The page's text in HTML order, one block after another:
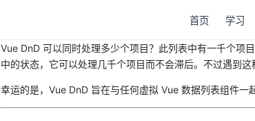
首页 学习
Vue DnD 可以同时处理多少个项目？此列表中有一千个项
中的状态，它可以处理几千个项目而不会滞后。不过遇到这
幸运的是，Vue DnD 旨在与任何虚拟 Vue 数据列表组件一